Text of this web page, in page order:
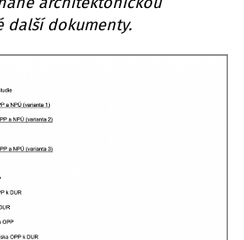
další dokumenty.